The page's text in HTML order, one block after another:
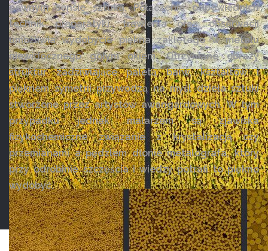
pewnym sensie sztuka. Połączenie odpowiednich
technik preparatyki, trawienia oraz obserwacji
umożliwia wydobycie piękna zaklętego w metalu
niewidocznego gołym okiem. Otrzymane obrazy
struktur zadziwiające paletą barw, kształtów i
pięknem symetrii przywodzą na myśl dzieła sztuki
stworzone przez artystów awangardowych. W tym
przypadku jednak malarzem są zjawiska
fizykochemiczne związanie z krystalizacją czy
przemianami a pędzlem dłonie metalografa, który
przy odrobinie szczęścia i wiedzy potrafi to piękno
wydobyć.